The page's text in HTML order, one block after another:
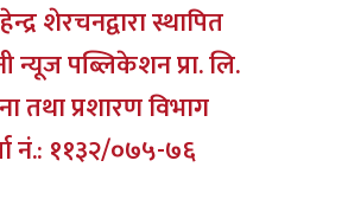
शेरचनद्वारा स्थापित
न्यूज पब्लिकेशन प्रा. लि.
तथा प्रशारण विभाग
नं.: ११३२/०७५-७६